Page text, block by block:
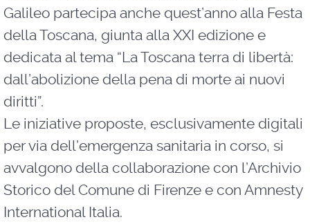
Galileo partecipa anche quest’anno alla Festa
della Toscana, giunta alla XXI edizione e
dedicata al tema “La Toscana terra di libertà:
dall’abolizione della pena di morte ai nuovi
diritti”.
Le iniziative proposte, esclusivamente digitali
per via dell’emergenza sanitaria in corso, si
avvalgono della collaborazione con l’Archivio
Storico del Comune di Firenze e con Amnesty
International Italia.